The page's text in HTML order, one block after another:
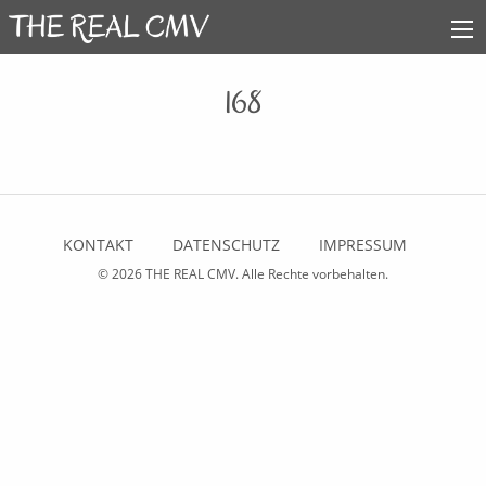
168
KONTAKT DATENSCHUTZ IMPRESSUM
© 2026THE REAL CMV. Alle Rechte vorbehalten.